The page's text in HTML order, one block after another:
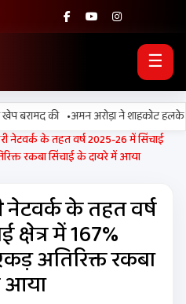
☰
की •अमन अरोड़ा ने शाहकोट हलके में
नेटवर्क के तहत वर्ष 2025-26 में सिंचाई
रकबा सिंचाई के दायरे में आया
के तहत वर्ष
में 167%
अतिरिक्त रकबा
आया